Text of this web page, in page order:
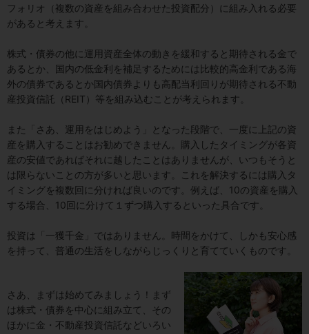
フォリオ（複数の資産を組み合わせた投資配分）に組み入れる必要
があると考えます。
株式・債券の他に運用資産全体の動きを緩和すると期待される金で
あるとか、国内の低金利を補足するためには比較的高金利である海
外の債券であるとか国内債券よりも高配当利回りが期待される不動
産投資信託（REIT）等を組み込むことが考えられます。
また「さあ、運用をはじめよう」となった段階で、一度に上記の資
産を購入することはお勧めできません。購入したタイミングが各資
産の安値であればそれに越したことはありませんが、いつもそうと
は限らないことの方が多いと思います。これを解決するには購入タ
イミングを複数回に分ければ良いのです。例えば、10の資産を購入
する場合、10回に分けて１ずつ購入するといった具合です。
投資は「一獲千金」ではありません。時間をかけて、しかも安心感
を持って、普通の生活をしながらじっくりと育てていくものです。
さあ、まずは始めてみましょう！まず
は株式・債券を中心に組み立て、その
ほかに金・不動産投資信託などいろい